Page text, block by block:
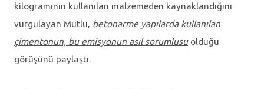
kilogramının kullanılan malzemeden kaynaklandığını
vurgulayan Mutlu, betonarme yapılarda kullanılan
çimentonun, bu emisyonun asıl sorumlusuolduğu
görüşünü paylaştı.